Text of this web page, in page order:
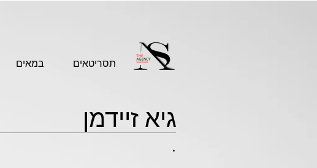
במאים תסריטאים
גיא זיידמן
.